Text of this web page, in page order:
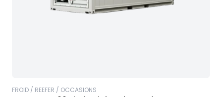
FROID / REEFER / OCCASIONS